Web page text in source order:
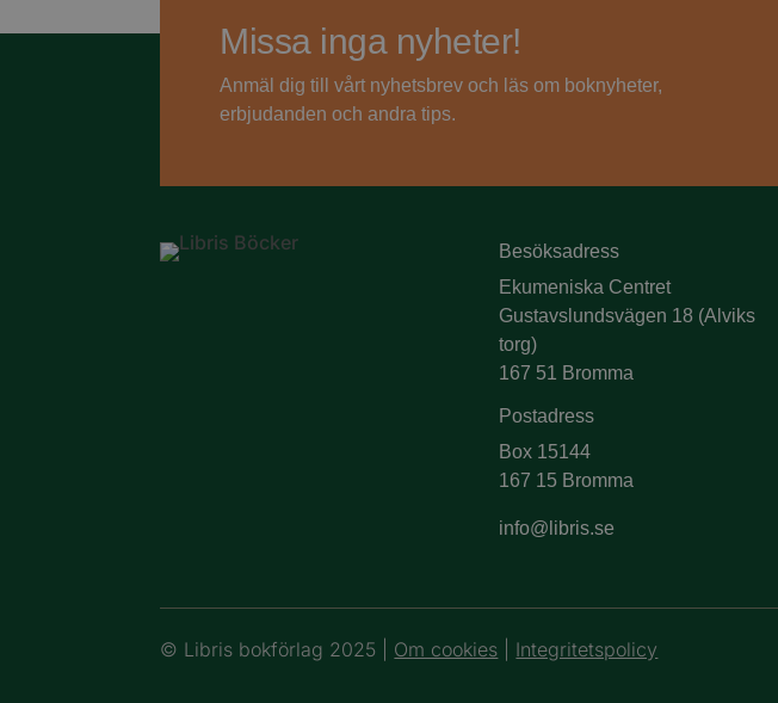
Missa inga nyheter!
Anmäl dig till vårt nyhetsbrev och läs om boknyheter,
erbjudanden och andra tips.
Besöksadress
Ekumeniska Centret
Gustavslundsvägen 18 (Alviks
torg)
167 51 Bromma
Postadress
Box 15144
167 15 Bromma
info@libris.se
© Libris bokförlag 2025 | Om cookies Integritetspolicy